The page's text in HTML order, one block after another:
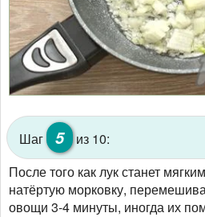
Шаг 5
из 10:
После того как лук станет
натёртую морковку,
овощи 3-4 минуты, иногда их